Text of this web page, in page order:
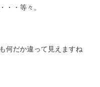
・・等々。
何だか違って見えますね